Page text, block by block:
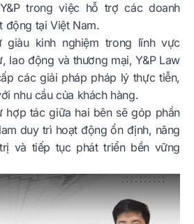
trong việc hỗ trợ các doanh
động tại Việt Nam.
kinh nghiệm trong lĩnh vực
lao động và thương mại, Y&P Law
các giải pháp pháp lý thực tiễn,
nhu cầu của khách hàng.
hợp tác giữa hai bên sẽ góp phần
duy trì hoạt động ổn định, nâng
và tiếp tục phát triển bền vững